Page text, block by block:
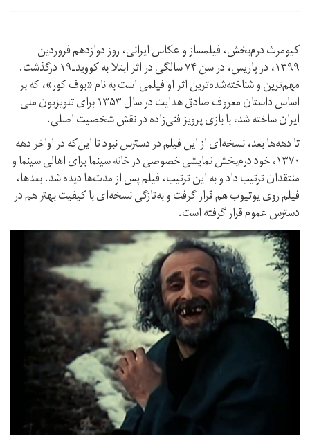
کیومرث درم‌بخش، فیلمساز و عکاس ایرانی، روز دوازدهم فروردین
۱۳۹۹، در پاریس، در سن ۷۴ سالگی در اثر ابتلا به کووید‌ـ‌۱۹ درگذشت.
مهم‌ترین و شناخته‌شده‌ترین اثر او فیلمی است به نام «بوف کور»، که بر
اساس داستان معروف صادق هدایت در سال ۱۳۵۳ برای تلویزیون ملی
ایران ساخته شد، با بازی پرویز فنی‌زاده در نقش شخصیت اصلی.
تا دهه‌ها بعد، نسخه‌ای از این فیلم در دسترس نبود تا این‌که در اواخر دهه
۱۳۷۰، خود درم‌بخش نمایشی خصوصی در خانه سینما برای اهالی سینما و
منتقدان ترتیب داد و به این ترتیب، فیلم پس از مدت‌ها دیده شد. بعدها،
فیلم روی یوتیوب هم قرار گرفت و به‌تازگی نسخه‌ای با کیفیت بهتر هم در
دسترس عموم قرار گرفته است.